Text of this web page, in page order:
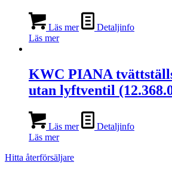
Läs mer
Detaljinfo
Läs mer
KWC PIANA
utan lyftventil
Läs mer
Detaljinfo
Läs mer
Hitta återförsäljare